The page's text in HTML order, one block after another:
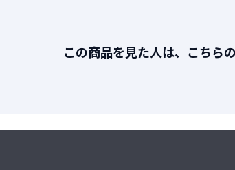
この商品を見た人は、こちら